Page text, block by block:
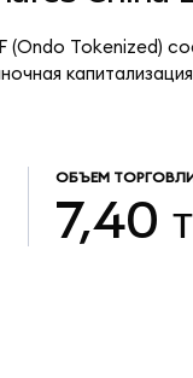
(Ondo Tokenized)
ОБЪЕМ
7,40